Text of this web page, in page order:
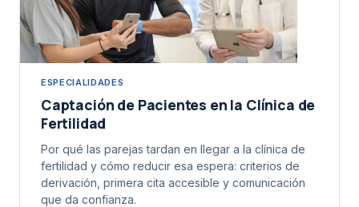
ESPECIALIDADES
Captación de Pacientes en la Clínica de
Fertilidad
Por qué las parejas tardan en llegar a la clínica de
fertilidad y cómo reducir esa espera: criterios de
derivación, primera cita accesible y comunicación
que da confianza.